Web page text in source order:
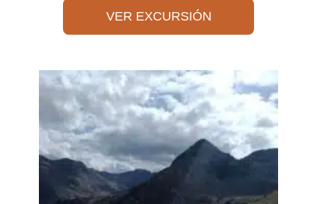
VER EXCURSIÓN